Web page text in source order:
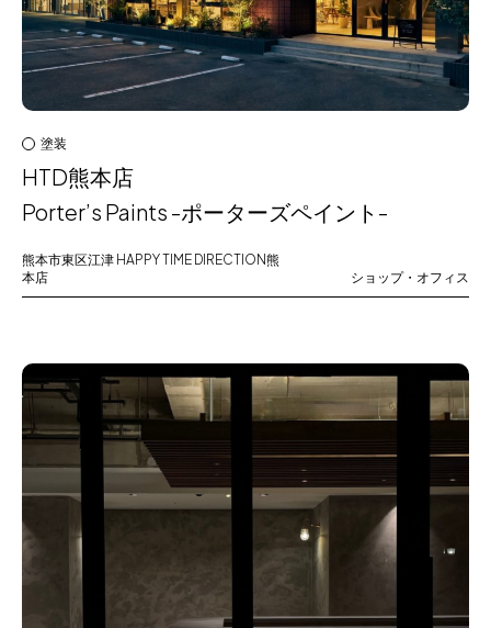
塗装
HTD熊本店
Porter’s Paints -ポーターズペイント-
熊本市東区江津 HAPPY TIME DIRECTION熊
本店
ショップ・オフィス